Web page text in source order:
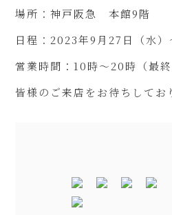
場所：神戸阪急 本館9階
日程：2023年9月27日（水）
営業時間：10時～20時（最終
皆様のご来店をお待ちしてお